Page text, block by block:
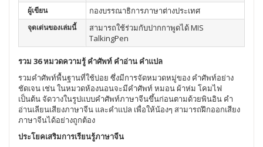
ผู้เขียน กองบรรณาธิการภาษาต่างประเทศ
จุดเด่นของเล่มนี้
สามารถใช้ร่วมกับปากกาพูดได้ MIS
TalkingPen
รวม 36 หมวดความรู้ คำศัพท์ คำอ่าน คำแปล
รวมคำศัพท์พื้นฐานที่ใช้บ่อย ซึ่งมีการจัดหมวดหมู่ของ คำศัพท์อย่าง
ชัดเจน เช่น ในหมวดห้องนอนจะมีคำศัพท์ หมอน ผ้าห่ม โคมไฟ
เป็นต้น จัดวางในรูปแบบคำศัพท์ภาษาจีนขึ้นก่อนตามด้วยพินอิน คำ
อ่านเลียนเสียงภาษาจีน และคำแปล เพื่อให้น้องๆ สามารถฝึกออกเสียง
ภาษาจีนได้อย่างถูกต้อง
ประโยคเสริมการเรียนรู้ภาษาจีน